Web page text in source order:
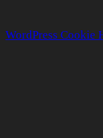
WordPress Cookie